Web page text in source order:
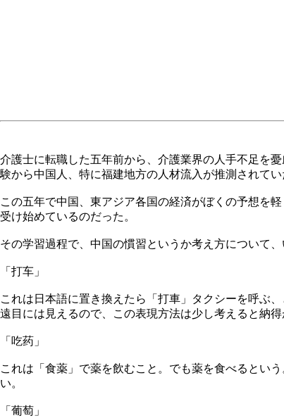
介護士に転職した五年前から、介護業界の人手不足を
験から中国人、特に福建地方の人材流入が推測されて
この五年で中国、東アジア各国の経済がぼくの予想を
受け始めているのだった。
その学習過程で、中国の慣習というか考え方について
「打车」
これは日本語に置き換えたら「打車」タクシーを呼
遠目には見えるので、この表現方法は少し考えると納得
「吃药」
これは「食薬」で薬を飲むこと。でも薬を食べるとい
い。
「葡萄」